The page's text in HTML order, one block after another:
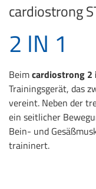
cardiostrong
2 IN 1
Beimcardiostrong 2
Trainingsgerät, das
vereint. Neben der
ein seitlicher
Bein- und
traininert.